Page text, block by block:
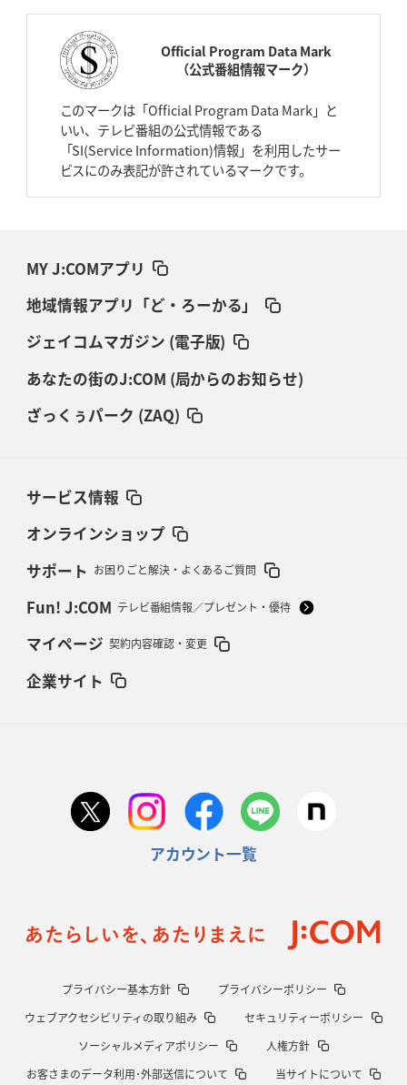
Official Program Data Mark
（公式番組情報マーク）
このマークは「Official Program Data Mark」と
いい、テレビ番組の公式情報である
「SI(Service Information)情報」を利用したサー
ビスにのみ表記が許されているマークです。
MY J:COMアプリ
地域情報アプリ「ど・ろーかる」
ジェイコムマガジン (電子版)
あなたの街のJ:COM (局からのお知らせ)
ざっくぅパーク (ZAQ)
サービス情報
オンラインショップ
サポート お困りごと解決・よくあるご質問
Fun! J:COM テレビ番組情報／プレゼント・優待
マイページ 契約内容確認・変更
企業サイト
アカウント一覧
プライバシー基本方針
プライバシーポリシー
ウェブアクセシビリティの取り組み
セキュリティーポリシー
ソーシャルメディアポリシー
人権方針
お客さまのデータ利用･外部送信について
当サイトについて